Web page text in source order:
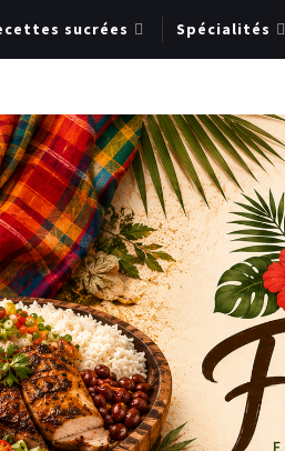
sucrées Spécialités